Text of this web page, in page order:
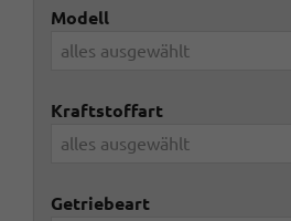
Modell
alles ausgewählt
Kraftstoffart
alles ausgewählt
Getriebeart